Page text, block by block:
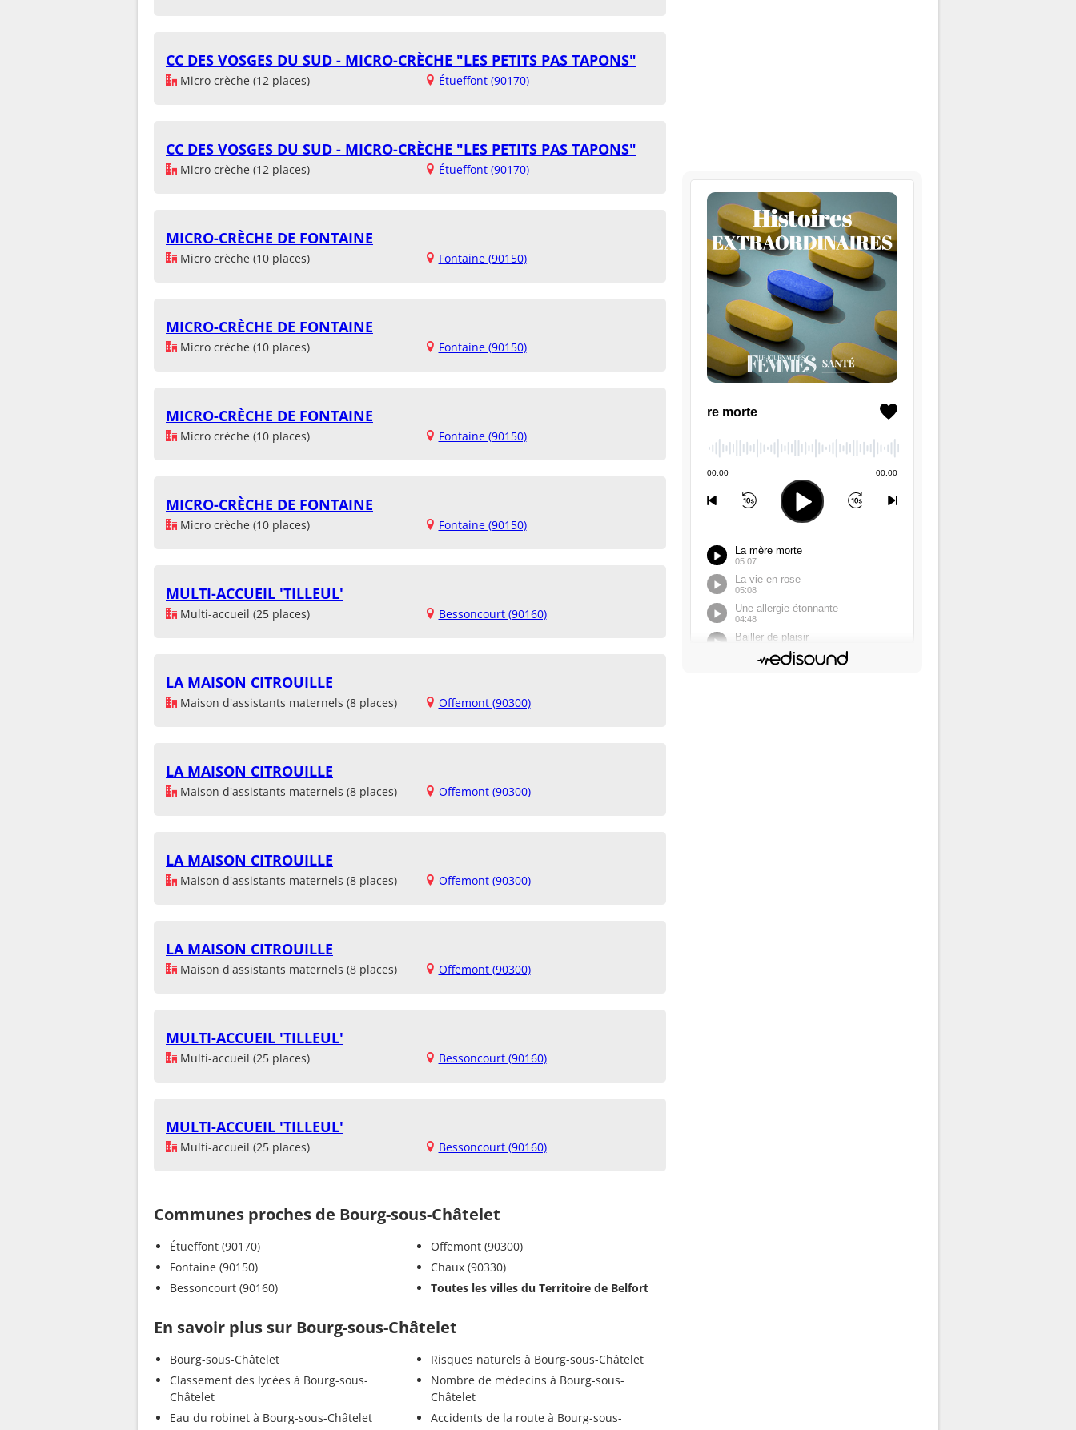
CC DES VOSGES DU SUD - MICRO-CRÈCHE "LES PETITS PAS TAPONS"
Micro crèche (12 places) Étueffont (90170)
CC DES VOSGES DU SUD - MICRO-CRÈCHE "LES PETITS PAS TAPONS"
Micro crèche (12 places) Étueffont (90170)
MICRO-CRÈCHE DE FONTAINE
Micro crèche (10 places) Fontaine (90150)
MICRO-CRÈCHE DE FONTAINE
Micro crèche (10 places) Fontaine (90150)
MICRO-CRÈCHE DE FONTAINE
Micro crèche (10 places) Fontaine (90150)
MICRO-CRÈCHE DE FONTAINE
Micro crèche (10 places) Fontaine (90150)
MULTI-ACCUEIL 'TILLEUL'
Multi-accueil (25 places) Bessoncourt (90160)
LA MAISON CITROUILLE
Maison d'assistants maternels (8 places) Offemont (90300)
LA MAISON CITROUILLE
Maison d'assistants maternels (8 places) Offemont (90300)
LA MAISON CITROUILLE
Maison d'assistants maternels (8 places) Offemont (90300)
LA MAISON CITROUILLE
Maison d'assistants maternels (8 places) Offemont (90300)
MULTI-ACCUEIL 'TILLEUL'
Multi-accueil (25 places) Bessoncourt (90160)
MULTI-ACCUEIL 'TILLEUL'
Multi-accueil (25 places) Bessoncourt (90160)
Communes proches de Bourg-sous-Châtelet
Étueffont (90170)
Fontaine (90150)
Bessoncourt (90160)
Offemont (90300)
Chaux (90330)
Toutes les villes du Territoire de Belfort
En savoir plus sur Bourg-sous-Châtelet
Bourg-sous-Châtelet
Classement des lycées à Bourg-sous-
Châtelet
Eau du robinet à Bourg-sous-Châtelet
Risques naturels à Bourg-sous-Châtelet
Nombre de médecins à Bourg-sous-
Châtelet
Accidents de la route à Bourg-sous-